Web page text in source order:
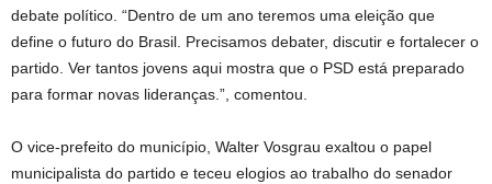
debate político. “Dentro de um ano teremos uma eleição que
define o futuro do Brasil. Precisamos debater, discutir e fortalecer o
partido. Ver tantos jovens aqui mostra que o PSD está preparado
para formar novas lideranças.”, comentou.
O vice-prefeito do município, Walter Vosgrau exaltou o papel
municipalista do partido e teceu elogios ao trabalho do senador